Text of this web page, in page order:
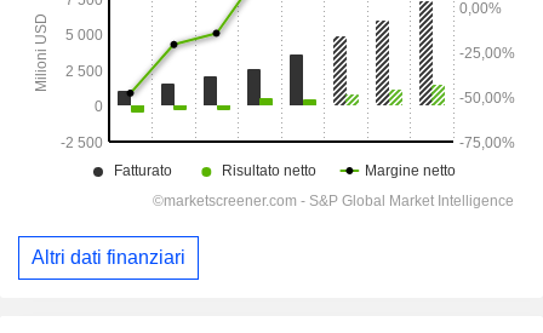
Altri dati finanziari